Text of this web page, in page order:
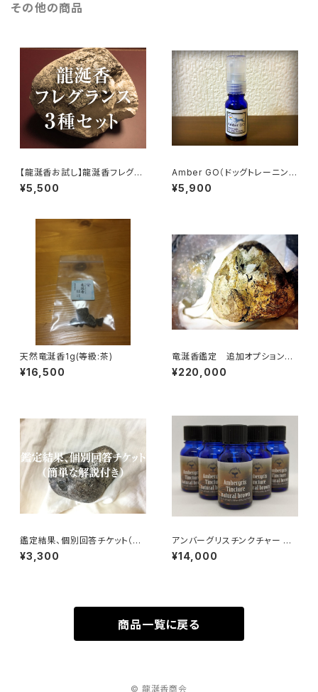
その他の商品
【龍涎香お試し】龍涎香フレグラ
ンスサンプル3本セット（豊かさ
の循環・生命のフレグランス陰・
¥5,500
Amber GO（ドッグトレーニング
専用 フレグランス）
¥5,900
天然竜涎香1g(等級:茶)
¥16,500
竜涎香鑑定 追加オプション
（成分分析）
¥220,000
鑑定結果、個別回答チケット（簡
単な解説付き）
¥3,300
アンバーグリスチンクチャー ナ
チュラルブラウン 10ml
¥14,000
商品一覧に戻る
© 龍涎香商会